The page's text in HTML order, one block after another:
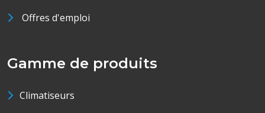
Offres d'emploi
Gamme de produits
Climatiseurs